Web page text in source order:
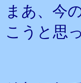
まあ、今
こうと思